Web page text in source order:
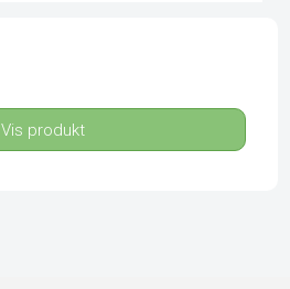
Vis produkt